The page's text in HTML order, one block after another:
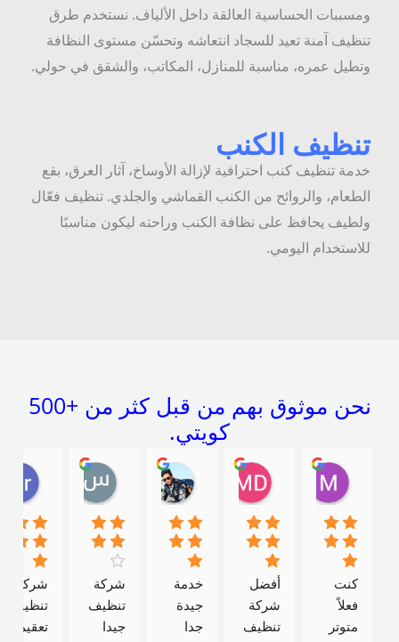
ومسببات الحساسية العالقة داخل الألياف. نستخدم طرق
تنظيف آمنة تعيد للسجاد انتعاشه وتحسّن مستوى النظافة
وتطيل عمره، مناسبة للمنازل، المكاتب، والشقق في حولي.
تنظيف الكنب
خدمة تنظيف كنب احترافية لإزالة الأوساخ، آثار العرق، بقع
الطعام، والروائح من الكنب القماشي والجلدي. تنظيف فعّال
ولطيف يحافظ على نظافة الكنب وراحته ليكون مناسبًا
للاستخدام اليومي.
نحن موثوق بهم من قبل كثر من +500
كويتي.
Mahmoud Zaafan
13:10 29 Oct 24
متوتر
MD uddin
11:29 22 Oct 24
أفضل
شركة
تنظيف
Ishq Mastan
18:01 03 Apr 24
خدمة
جيدة
سلامه سعيد ابو
19:21 03 Jun 22
شركة
تنظيف
16:44 30 Dec 20
شركة
تنظيف
تعقيم